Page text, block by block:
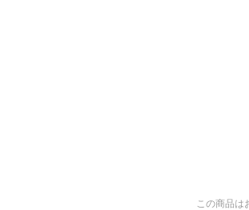
この商品は